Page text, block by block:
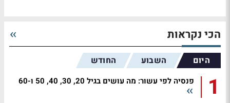
הכי נקראות
היום השבוע החודש
1 פנסיה לפי עשור: מה עושים בגיל 20, 30, 40, 50 ו-60